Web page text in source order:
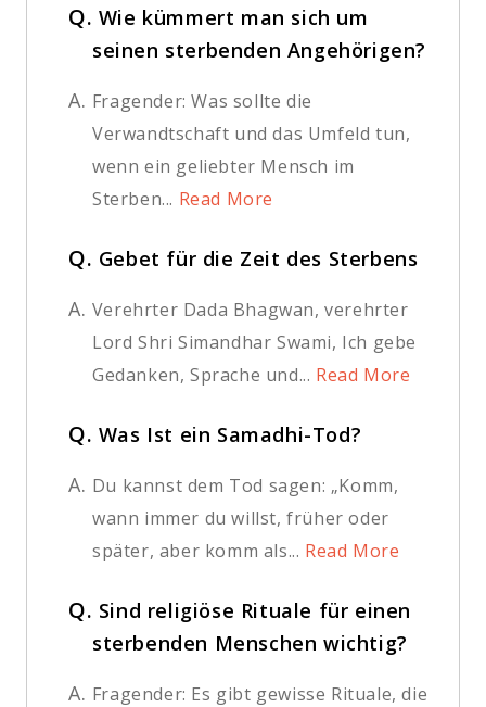
Q. Wie kümmert man sich um
seinen sterbenden Angehörigen?
A. Fragender: Was sollte die
Verwandtschaft und das Umfeld tun,
wenn ein geliebter Mensch im
Sterben... Read More
Q. Gebet für die Zeit des Sterbens
A. Verehrter Dada Bhagwan, verehrter
Lord Shri Simandhar Swami, Ich gebe
Gedanken, Sprache und... Read More
Q. Was Ist ein Samadhi-Tod?
A. Du kannst dem Tod sagen: „Komm,
wann immer du willst, früher oder
später, aber komm als... Read More
Q. Sind religiöse Rituale für einen
sterbenden Menschen wichtig?
A. Fragender: Es gibt gewisse Rituale, die